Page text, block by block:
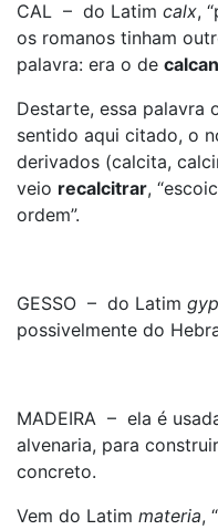
CAL – do Latim calx,
os romanos tinham
palavra: era o de
Destarte, essa palavra
sentido aqui citado, o
derivados (calcita,
veio recalcitrar,
ordem”.
GESSO – do Latim
possivelmente do
MADEIRA – ela é
alvenaria, para
concreto.
Vem do Latim materia,